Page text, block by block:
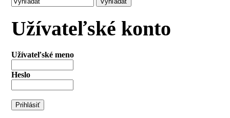
Užívateľské konto
Užívateľské meno
Heslo